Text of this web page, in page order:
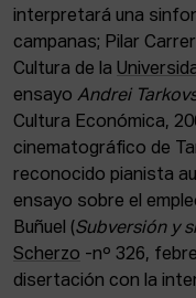
interpretará una
campanas; Pilar
Cultura de la
ensayo Andrei
Cultura Económica,
cinematográfico de
reconocido pianista
ensayo sobre el
Buñuel (Subversión y
Scherzo -nº 326,
disertación con la